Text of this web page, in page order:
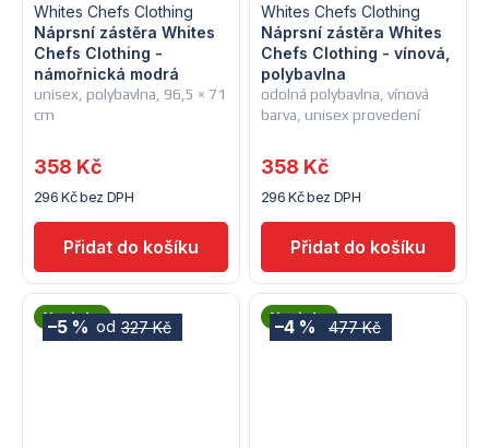
unisex, polybavlna, 96,5 × 71
cm
Náprsní zástěra Whites
Chefs Clothing -
námořnická modrá
Whites Chefs Clothing
296 Kč bez DPH
358 Kč
odolná polybavlna, vínová
barva, unisex provedení
Náprsní zástěra Whites
Chefs Clothing - vínová,
polybavlna
Whites Chefs Clothing
296 Kč bez DPH
358 Kč
Novinkaod 327 Kč
–5 % Novinka
477 Kč
–4 %